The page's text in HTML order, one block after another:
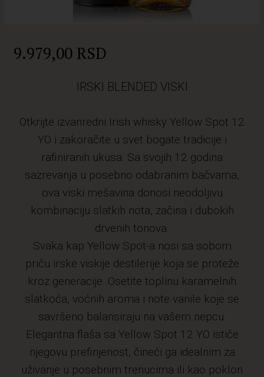
9.979,00 RSD
IRSKI BLENDED VISKI
Otkrijte izvanredni Irish whisky Yellow Spot 12
YO i zakoračite u svet bogate tradicije i
rafiniranih ukusa. Sa svojih 12 godina
sazrevanja u posebno odabranim bačvama,
ova viski mešavina donosi neodoljivu
kombinaciju slatkih nota, začina i dubokih
drvenih tonova.
Svaka kap Yellow Spot-a nosi sa sobom
priču irske viskije destilerije koja se proteže
kroz generacije. Osetite toplinu karamelnih
slatkoća, voćnih aroma i note vanile koje se
savršeno balansiraju na vašem nepcu.
Elegantna flaša sa Yellow Spot 12 YO ističe
njegovu prefinjenost, čineći ga idealnim za
uživanje u posebnim trenucima ili kao poklon